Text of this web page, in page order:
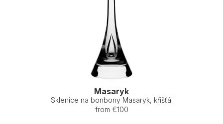
Masaryk
Sklenice na bonbony Masaryk, křišťál
from €100